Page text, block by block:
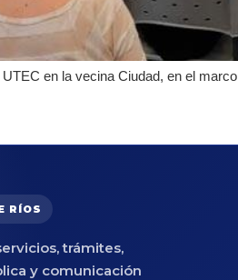
en la vecina Ciudad, en el
RÍOS
trámites,
y comunicación